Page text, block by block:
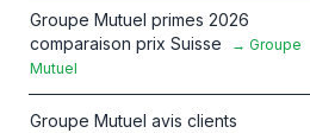
Groupe Mutuel primes 2026
comparaison prix Suisse
→ Groupe
Mutuel
Groupe Mutuel avis clients